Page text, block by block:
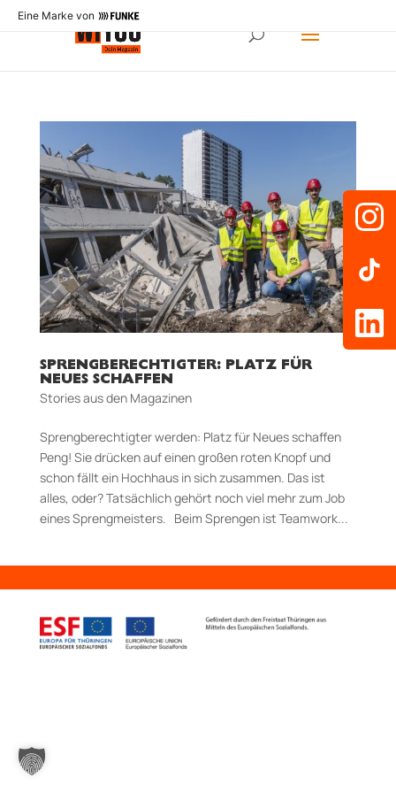
Eine Marke von
SPRENGBERECHTIGTER: PLATZ FÜR
NEUES SCHAFFEN
Stories aus den Magazinen
Sprengberechtigter werden: Platz für Neues schaffen
Peng! Sie drücken auf einen großen roten Knopf und
schon fällt ein Hochhaus in sich zusammen. Das ist
alles, oder? Tatsächlich gehört noch viel mehr zum Job
eines Sprengmeisters. Beim Sprengen ist Teamwork...